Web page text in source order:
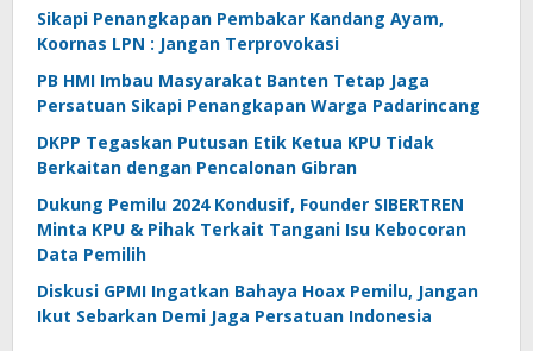
Sikapi Penangkapan Pembakar Kandang Ayam,
Koornas LPN : Jangan Terprovokasi
PB HMI Imbau Masyarakat Banten Tetap Jaga
Persatuan Sikapi Penangkapan Warga Padarincang
DKPP Tegaskan Putusan Etik Ketua KPU Tidak
Berkaitan dengan Pencalonan Gibran
Dukung Pemilu 2024 Kondusif, Founder SIBERTREN
Minta KPU & Pihak Terkait Tangani Isu Kebocoran
Data Pemilih
Diskusi GPMI Ingatkan Bahaya Hoax Pemilu, Jangan
Ikut Sebarkan Demi Jaga Persatuan Indonesia